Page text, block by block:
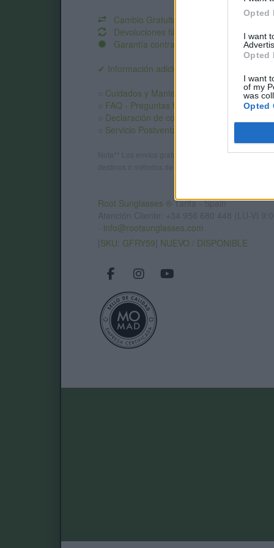
Opted
I want
Opted
I want
of my
was
Opted
Cambio Gratuito
Devoluciones fáciles
Garantía contra defectos
✔ Información adicional:
Cuidados y Mantenimiento
FAQ - Preguntas frecuentes
Declaración de conformidad CE
Servicio Postventa
Nota** Los envíos gratuitos marcados dependen
Root Sunglasses ® Tarifa - Spain
info@rootsunglasses.com
SKU: GFRY59 NUEVO DISPONIBLE